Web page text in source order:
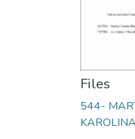
Files
544-